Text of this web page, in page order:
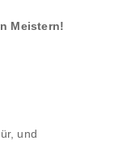
Meistern!
und